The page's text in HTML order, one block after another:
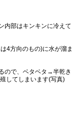
内部はキンキンに冷えて
4方向のもの)に水が溜ま
ので、ベタベタ→半乾き
してしまいます(写真)